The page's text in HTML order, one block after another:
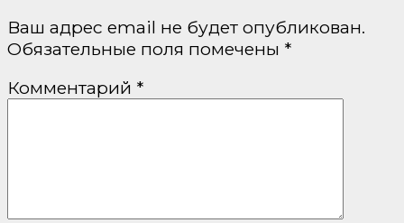
Ваш адрес email не будет опубликован.
Обязательные поля помечены *
Комментарий *